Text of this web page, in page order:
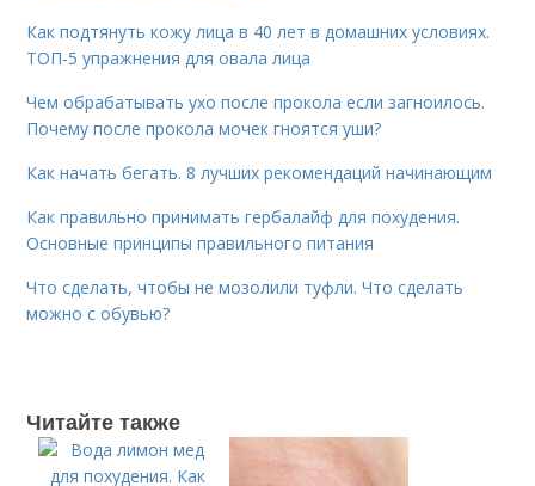
Как подтянуть кожу лица в 40 лет в домашних условиях.
ТОП-5 упражнения для овала лица
Чем обрабатывать ухо после прокола если загноилось.
Почему после прокола мочек гноятся уши?
Как начать бегать. 8 лучших рекомендаций начинающим
Как правильно принимать гербалайф для похудения.
Основные принципы правильного питания
Что сделать, чтобы не мозолили туфли. Что сделать
можно с обувью?
Читайте также